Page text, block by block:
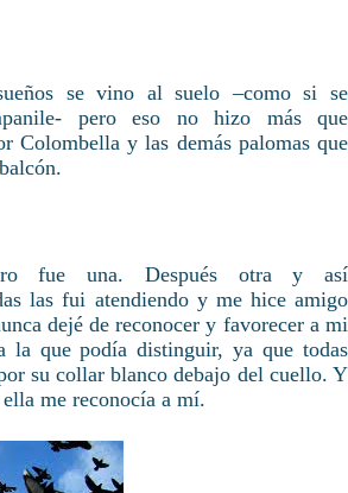
se vino al suelo –como si se
pero eso no hizo más que
Colombella y las demás palomas que
fue una. Después otra y así
las fui atendiendo y me hice amigo
dejé de reconocer y favorecer a mi
la que podía distinguir, ya que todas
su collar blanco debajo del cuello. Y
me reconocía a mí.